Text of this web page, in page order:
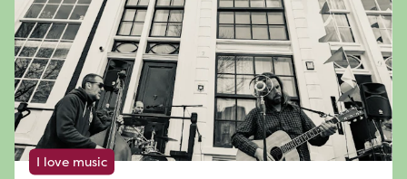
I love music